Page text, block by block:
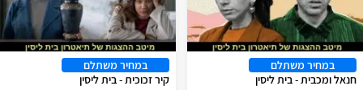
במחיר משתלם
חנאל ומכבית - בית ליסין
במחיר משתלם
קיר זכוכית - בית ליסין